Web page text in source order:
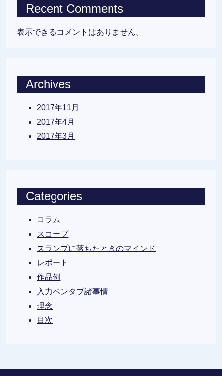
Recent Comments
表示できるコメントはありません。
Archives
2017年11月
2017年4月
2017年3月
Categories
コラム
スコープ
スランプに落ちたときのマインド
レポート
作品例
入力ペンタブ諸事情
理念
目次